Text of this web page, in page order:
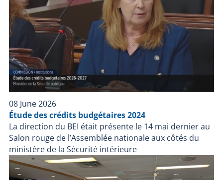
08 June 2026
Étude des crédits budgétaires 2024
La direction du BEI était présente le 14 mai dernier au
Salon rouge de l’Assemblée nationale aux côtés du
ministère de la Sécurité intérieure